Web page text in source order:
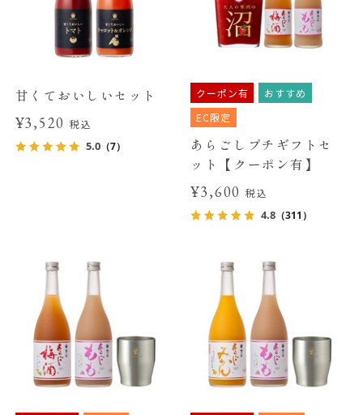
甘くておいしいセット
¥3,520税込
5.0（7）
クーポン有
おすすめ
EC限定
あらごしプチギフトセ
ット【クーポン有】
¥3,600 税込
4.8 （311）